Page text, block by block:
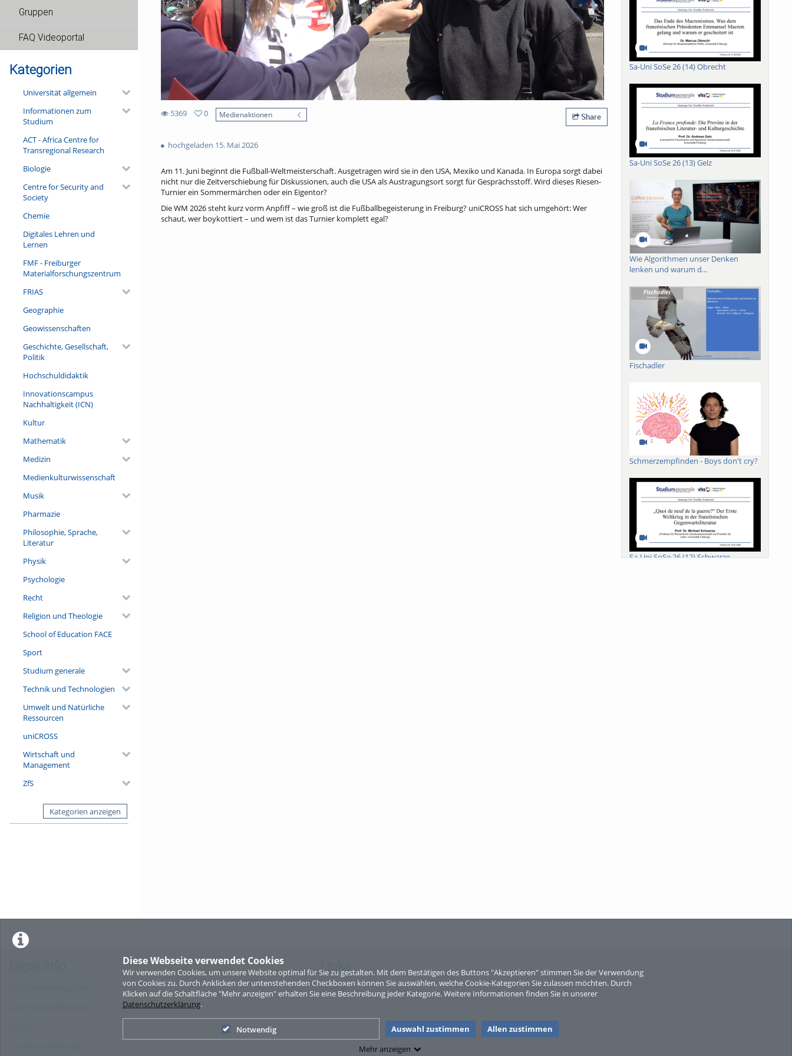
Diese Webseite verwendet Cookies
Wir verwenden Cookies, um unsere Website optimal für Sie zu gestalten. Mit dem Bestätigen des Buttons "Akzeptieren" stimmen Sie der Verwendung
von Cookies zu. Durch Anklicken der untenstehenden Checkboxen können Sie auswählen, welche Cookie-Kategorien Sie zulassen möchten. Durch
Klicken auf die Schaltfläche "Mehr anzeigen" erhalten Sie eine Beschreibung jeder Kategorie. Weitere Informationen finden Sie in unserer
Datenschutzerklärung.
Notwendig Auswahl zustimmen
Allen zustimmen
Mehr anzeigen
Gruppen
FAQ Videoportal
Kategorien
Universität allgemein
Informationen zum
Studium
ACT - Africa Centre for
Transregional Research
Biologie
Centre for Security and
Society
Chemie
Digitales Lehren und
Lernen
FMF - Freiburger
Materialforschungszentrum
FRIAS
Geographie
Geowissenschaften
Geschichte, Gesellschaft,
Politik
Hochschuldidaktik
Innovationscampus
Nachhaltigkeit (ICN)
Kultur
Mathematik
Medizin
Medienkulturwissenschaft
Musik
Pharmazie
Philosophie, Sprache,
Literatur
Physik
Psychologie
Recht
Religion und Theologie
School of Education FACE
Sport
Studium generale
Technik und Technologien
Umwelt und Natürliche
Ressourcen
uniCROSS
Wirtschaft und
Management
ZfS
Kategorien anzeigen
5369
views
0
Medienaktionen Share
hochgeladen 15. Mai 2026
Am 11. Juni beginnt die Fußball-Weltmeisterschaft. Ausgetragen wird sie in den USA, Mexiko und Kanada. In Europa sorgt dabei
nicht nur die Zeitverschiebung für Diskussionen, auch die USA als Austragungsort sorgt für Gesprächsstoff. Wird dieses Riesen-
Turnier ein Sommermärchen oder ein Eigentor?
Die WM 2026 steht kurz vorm Anpfiff – wie groß ist die Fußballbegeisterung in Freiburg? uniCROSS hat sich umgehört: Wer
schaut, wer boykottiert – und wem ist das Turnier komplett egal?
Sa-Uni SoSe 26 (14) Obrecht
Sa-Uni SoSe 26 (13) Gelz
Wie Algorithmen unser Denken
lenken und warum d...
Fischadler
Schmerzempfinden - Boys don't cry?
Sa-Uni SoSe 26 (12) Schwarze
Sperber
Links
Sitemap